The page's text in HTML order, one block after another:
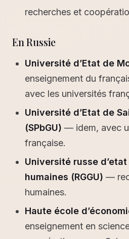
recherches et
En Russie
Université d’Etat de
enseignement du
avec les universités
Université d’Etat de
(SPbGU) — idem, avec
française.
Université russe
humaines (RGGU) —
humaines.
Haute école
enseignement en